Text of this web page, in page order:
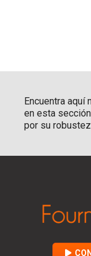
Encuentra aquí
en esta
por su